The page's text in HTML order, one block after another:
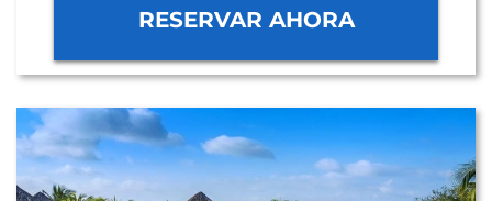
RESERVAR AHORA